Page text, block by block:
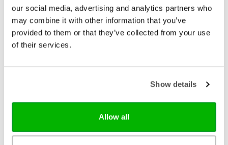
our social media, advertising and analytics partners who
may combine it with other information that you’ve
provided to them or that they’ve collected from your use
of their services.
Show details
Allow all
en identiteit. Het boek ontrafelt de religieuze
identiteit van jongeren die opgroeien in een
christelijke context aan de hand van verschillende
thema’s. Het perspectief van de jongeren is hierbij
leidend. Wat dit boek boeiend maakt, is dat
reflecteren op zijn eigen opvoedkundig handelen.
bespreken en te verwerken. Anne-Marije de Bruin-
Wassinkmaat is godsdienstpedagoog en werkt als
docent-onderzoeker bij Driestar educatief. Elsbeth
Vogel is godsdienstpedagoog en werkt als docent-
Op voorraad
In winkelwagen